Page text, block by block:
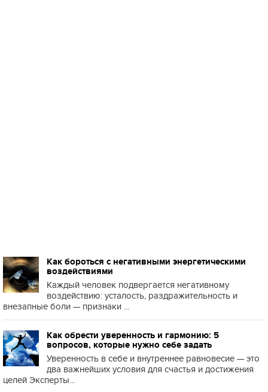
Как бороться с негативными энергетическими
воздействиями
Каждый человек подвергается негативному
воздействию: усталость, раздражительность и
внезапные боли — признаки ...
Как обрести уверенность и гармонию: 5
вопросов, которые нужно себе задать
Уверенность в себе и внутреннее равновесие — это
два важнейших условия для счастья и достижения
целей Эксперты...